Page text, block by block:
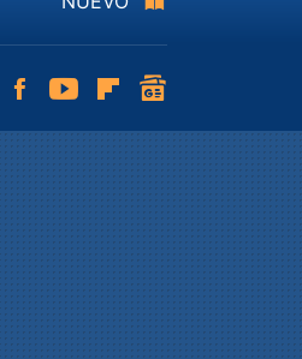
InstagramFacebookYoutubeFlipboard